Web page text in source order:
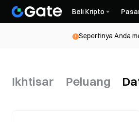
Beli Kripto
Sepertinya Anda
Ikhtisar Peluang